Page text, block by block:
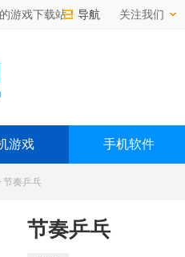
游戏下载站！ 导航 关注我们
游戏 手机软件
节奏乒乓
节奏乒乓